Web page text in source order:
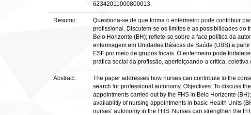
62342011000800013.
Resumo:
Questiona-se de que forma o enfermeiro pode contribuir
profissional. Discutem-se os limites e as possibilidades do
Belo Horizonte (BH); reflete-se sobre a face política da
enfermagem em Unidades Básicas de Saúde (UBS) a
ESF por meio de grupos focais. O enfermeiro pode
prática social da profissão, aperfeiçoando-a crítica, coletiva
Abstract:
The paper addresses how nurses can contribute to the
search for professional autonomy. Objectives: To discuss
appointments carried out by the FHS in Belo Horizonte
availablitiy of nursing appointments in basic Health Units
nurses’ autonomy in the FHS. Nurses can strengthen the